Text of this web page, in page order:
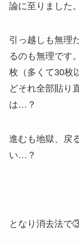
論に至りました。
引っ越しも無理
るのも無理です
枚（多くて30枚
どそれ全部貼り
は…？
進むも地獄、戻
い…？
となり消去法で